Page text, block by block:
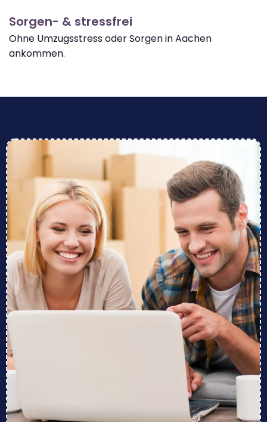
Sorgen- & stressfrei
Ohne Umzugsstress oder Sorgen in Aachen
ankommen.